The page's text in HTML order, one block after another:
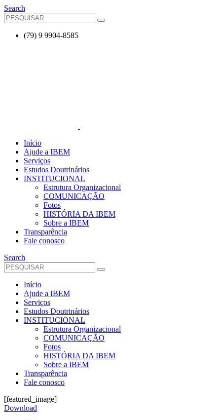
Search
(79) 9 9904-8585
Início
Ajude a IBEM
Serviços
Estudos Doutrinários
INSTITUCIONAL
Estrutura Organizacional
COMUNICAÇÃO
Fotos
HISTÓRIA DA IBEM
Sobre a IBEM
Transparência
Fale conosco
Search
Início
Ajude a IBEM
Serviços
Estudos Doutrinários
INSTITUCIONAL
Estrutura Organizacional
COMUNICAÇÃO
Fotos
HISTÓRIA DA IBEM
Sobre a IBEM
Transparência
Fale conosco
[featured_image]
Download